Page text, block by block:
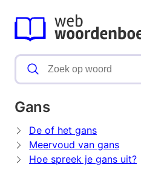
Gans
De of het gans
Meervoud van gans
Hoe spreek je gans uit?